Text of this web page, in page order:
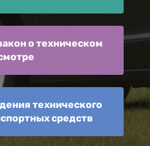
о техническом
технического
средств